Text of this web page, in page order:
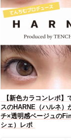
【新色カラコンレポ】
スのHARNE（ハルネ）
チ×透明感ベージュの
シェ）レポ